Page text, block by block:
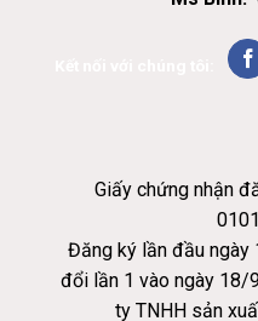
Giấy chứng nhận
Đăng ký lần đầu
đổi lần 1 vào ngày 18/
ty TNHH sản